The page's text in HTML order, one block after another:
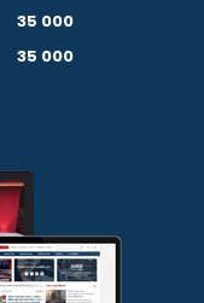
35 000
35 000